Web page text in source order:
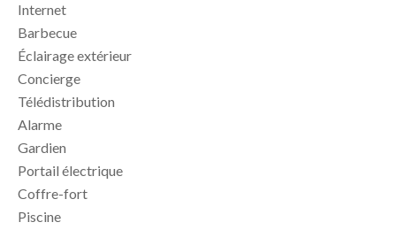
Internet
Barbecue
Éclairage extérieur
Concierge
Télédistribution
Alarme
Gardien
Portail électrique
Coffre-fort
Piscine